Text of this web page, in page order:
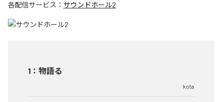
各配信サービス： サウンドホール2
1 ： 物語る
kota